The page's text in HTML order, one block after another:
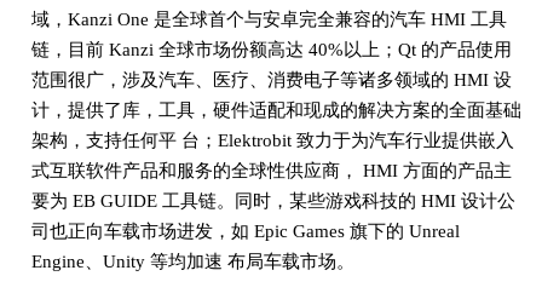
域，Kanzi One 是全球首个与安卓完全兼容的汽车 HMI 工具
链，目前 Kanzi 全球市场份额高达 40%以上；Qt 的产品使用
范围很广，涉及汽车、医疗、消费电子等诸多领域的 HMI 设
计，提供了库，工具，硬件适配和现成的解决方案的全面基础
架构，支持任何平 台；Elektrobit 致力于为汽车行业提供嵌入
式互联软件产品和服务的全球性供应商， HMI 方面的产品主
要为 EB GUIDE 工具链。同时，某些游戏科技的 HMI 设计公
司也正向车载市场进发，如 Epic Games 旗下的 Unreal
Engine、Unity 等均加速 布局车载市场。